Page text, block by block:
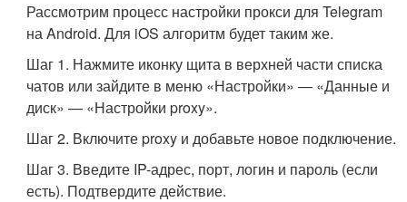
Рассмотрим процесс настройки прокси для Telegram
на Android. Для iOS алгоритм будет таким же.
Шаг 1. Нажмите иконку щита в верхней части списка
чатов или зайдите в меню «Настройки» — «Данные и
диск» — «Настройки proxy».
Шаг 2. Включите proxy и добавьте новое подключение.
Шаг 3. Введите IP-адрес, порт, логин и пароль (если
есть). Подтвердите действие.